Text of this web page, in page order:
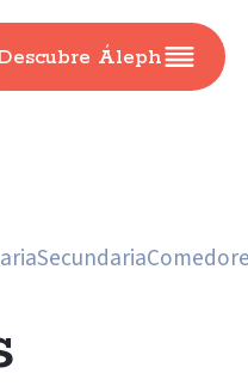
Áleph
Secundaria